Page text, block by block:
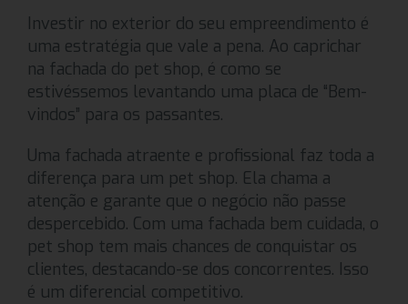
Investir no exterior do seu empreendimento é
uma estratégia que vale a pena. Ao caprichar
na fachada do pet shop, é como se
estivéssemos levantando uma placa de “Bem-
vindos” para os passantes.
Uma fachada atraente e profissional faz toda a
diferença para um pet shop. Ela chama a
atenção e garante que o negócio não passe
despercebido. Com uma fachada bem cuidada, o
pet shop tem mais chances de conquistar os
clientes, destacando-se dos concorrentes. Isso
é um diferencial competitivo.